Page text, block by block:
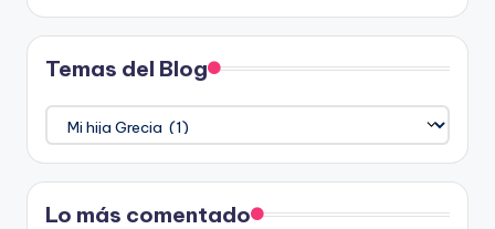
Temas del Blog
Temas
del
Blog
Lo más comentado